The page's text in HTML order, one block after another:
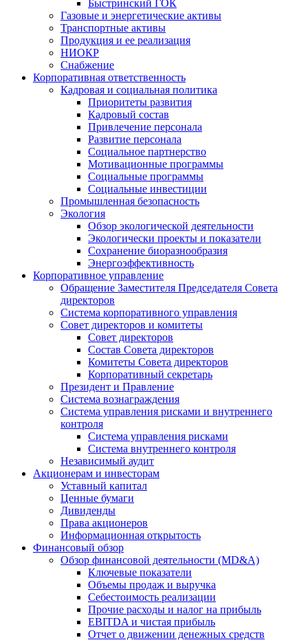
Быстринский ГОК
Газовые и энергетические активы
Транспортные активы
Продукция и ее реализация
НИОКР
Снабжение
Корпоративная ответственность
Кадровая и социальная политика
Приоритеты развития
Кадровый состав
Привлечение персонала
Развитие персонала
Социальное партнерство
Мотивационные программы
Социальные программы
Социальные инвестиции
Промышленная безопасность
Экология
Обзор экологической деятельности
Экологически проекты и показатели
Сохранение биоразнообразия
Энергоэффективность
Корпоративное управление
Обращение Заместителя Председателя Совета
директоров
Система корпоративного управления
Совет директоров и комитеты
Совет директоров
Состав Совета директоров
Комитеты Совета директоров
Корпоративный секретарь
Президент и Правление
Система вознаграждения
Система управления рисками и внутреннего
контроля
Система управления рисками
Система внутреннего контроля
Независимый аудит
Акционерам и инвесторам
Уставный капитал
Ценные бумаги
Дивиденды
Права акционеров
Информационная открытость
Финансовый обзор
Обзор финансовой деятельности (MD&A)
Ключевые показатели
Объемы продаж и выручка
Себестоимость реализации
Прочие расходы и налог на прибыль
EBITDA и чистая прибыль
Отчет о движении денежных средств